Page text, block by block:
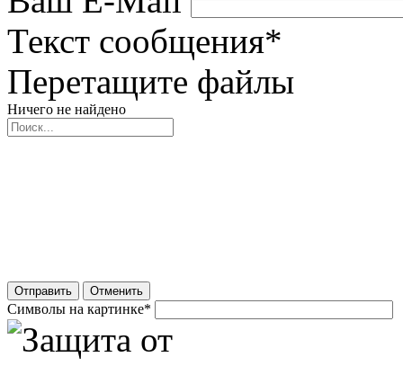
Текст сообщения*
Перетащите файлы
Ничего не найдено
Отправить Отменить
Символы на картинке*